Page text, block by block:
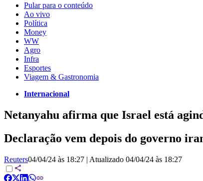
Pular para o conteúdo
Ao vivo
Política
Money
WW
Agro
Infra
Esportes
Viagem & Gastronomia
Internacional
Netanyahu afirma que Israel está
Declaração vem depois do governo
Reuters04/04/24 às 18:27 | Atualizado 04/04/24 às 18:27